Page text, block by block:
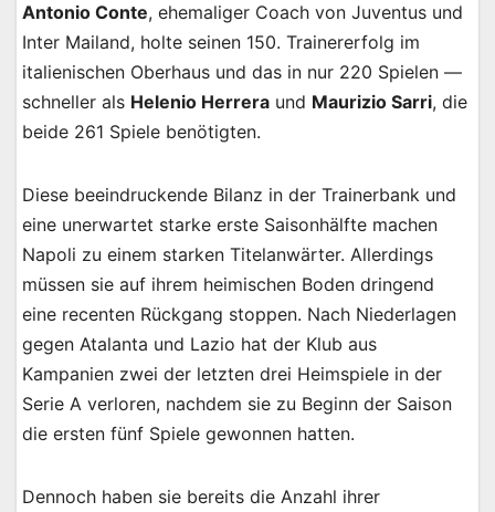
Antonio Conte, ehemaliger Coach von Juventus und
Inter Mailand, holte seinen 150. Trainererfolg im
italienischen Oberhaus und das in nur 220 Spielen —
schneller als Helenio Herrera und Maurizio Sarri, die
beide 261 Spiele benötigten.
Diese beeindruckende Bilanz in der Trainerbank und
eine unerwartet starke erste Saisonhälfte machen
Napoli zu einem starken Titelanwärter. Allerdings
müssen sie auf ihrem heimischen Boden dringend
eine recenten Rückgang stoppen. Nach Niederlagen
gegen Atalanta und Lazio hat der Klub aus
Kampanien zwei der letzten drei Heimspiele in der
Serie A verloren, nachdem sie zu Beginn der Saison
die ersten fünf Spiele gewonnen hatten.
Dennoch haben sie bereits die Anzahl ihrer